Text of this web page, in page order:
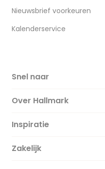
Nieuwsbrief voorkeuren
Kalenderservice
Snel naar
Over Hallmark
Over ons
Duurzaamheid
Inspiratie
Magazine
Zakelijk